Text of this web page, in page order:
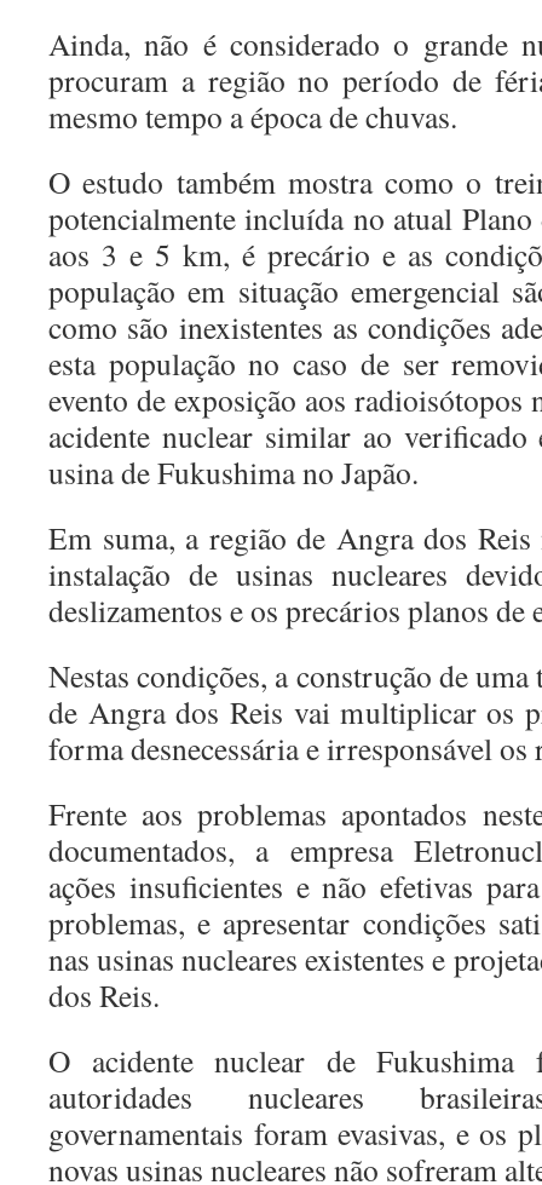
Ainda, não é considerado o grande
procuram a região no período de
mesmo tempo a época de chuvas.
O estudo também mostra como o
potencialmente incluída no atual
aos 3 e 5 km, é precário e as
população em situação emergencial
como são inexistentes as condições
esta população no caso de ser
evento de exposição aos radioisótopos
acidente nuclear similar ao
usina de Fukushima no Japão.
Em suma, a região de Angra dos Reis
instalação de usinas nucleares
deslizamentos e os precários planos de
Nestas condições, a construção de
de Angra dos Reis vai multiplicar os
forma desnecessária e irresponsável
Frente aos problemas apontados
documentados, a empresa
ações insuficientes e não efetivas
problemas, e apresentar condições
nas usinas nucleares existentes e
dos Reis.
O acidente nuclear de Fukushima
autoridades nucleares
governamentais foram evasivas, e os
novas usinas nucleares não sofreram